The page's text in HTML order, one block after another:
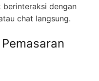
berinteraksi dengan
chat langsung.